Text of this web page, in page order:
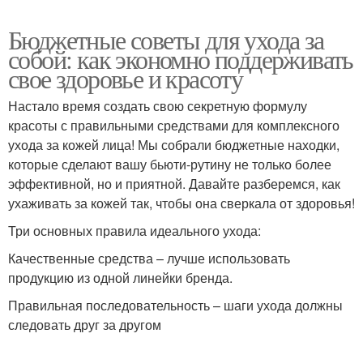
Бюджетные советы для ухода за
собой: как экономно поддерживать
свое здоровье и красоту
Настало время создать свою секретную формулу
красоты с правильными средствами для комплексного
ухода за кожей лица! Мы собрали бюджетные находки,
которые сделают вашу бьюти-рутину не только более
эффективной, но и приятной. Давайте разберемся, как
ухаживать за кожей так, чтобы она сверкала от здоровья!
Три основных правила идеального ухода:
Качественные средства – лучше использовать
продукцию из одной линейки бренда.
Правильная последовательность – шаги ухода должны
следовать друг за другом